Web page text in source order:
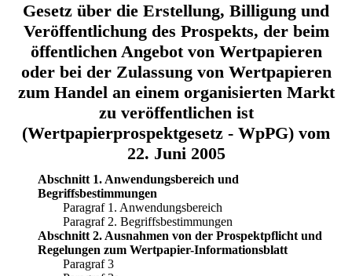
Gesetz über die Erstellung, Billigung und
Veröffentlichung des Prospekts, der beim
öffentlichen Angebot von Wertpapieren
oder bei der Zulassung von Wertpapieren
zum Handel an einem organisierten Markt
zu veröffentlichen ist
(Wertpapierprospektgesetz - WpPG) vom
22. Juni 2005
Abschnitt 1. Anwendungsbereich und
Begriffsbestimmungen
Paragraf 1. Anwendungsbereich
Paragraf 2. Begriffsbestimmungen
Abschnitt 2. Ausnahmen von der Prospektpflicht und
Regelungen zum Wertpapier-Informationsblatt
Paragraf 3